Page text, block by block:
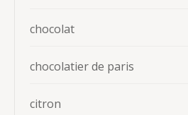
chocolat
chocolatier de paris
citron